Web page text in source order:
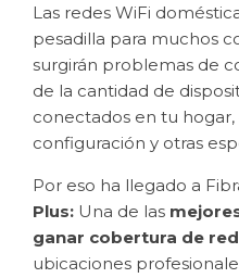
Las redes WiFi
pesadilla para muchos
surgirán problemas de
de la cantidad de
conectados en tu
configuración y otras
Por eso ha llegado a
Plus: Una de las
ganar cobertura de
ubicaciones